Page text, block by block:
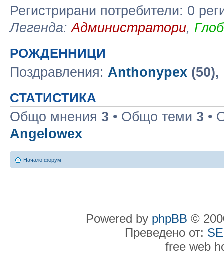
Регистрирани потребители: 0
Легенда:Администратори,
РОЖДЕННИЦИ
Поздравления: Anthonypex (50),
СТАТИСТИКА
Общо мнения 3 • Общо теми 3 •
Angelowex
Начало форум
Powered by phpBB ©
Преведено от:
free web